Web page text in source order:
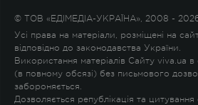
© ТОВ «ЕДІМЕДІА-УКРАЇНА», 2008 -
Усі права на матеріали, розміщені на
відповідно до законодавства України.
Використання матеріалів Сайту viva.ua в
(в повному обсязі) без письмового
забороняється.
Дозволяється републікація та